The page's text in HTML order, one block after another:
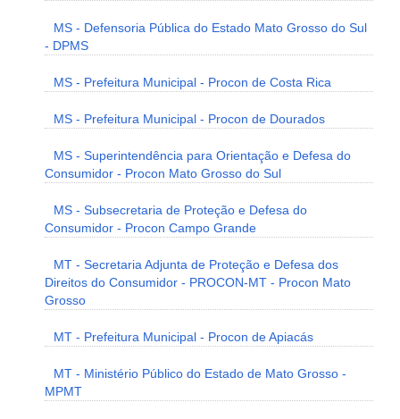
MS - Defensoria Pública do Estado Mato Grosso do Sul
- DPMS
MS - Prefeitura Municipal - Procon de Costa Rica
MS - Prefeitura Municipal - Procon de Dourados
MS - Superintendência para Orientação e Defesa do
Consumidor - Procon Mato Grosso do Sul
MS - Subsecretaria de Proteção e Defesa do
Consumidor - Procon Campo Grande
MT - Secretaria Adjunta de Proteção e Defesa dos
Direitos do Consumidor - PROCON-MT - Procon Mato
Grosso
MT - Prefeitura Municipal - Procon de Apiacás
MT - Ministério Público do Estado de Mato Grosso -
MPMT